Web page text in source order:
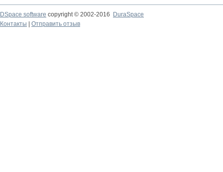
DSpace software copyright © 2002-2016
DuraSpace
Контакты
Отправить отзыв